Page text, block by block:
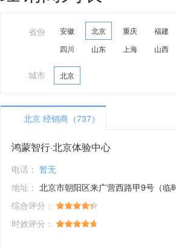
省份 安徽 北京 重庆 福建
四川
山东 上海 山西
城市 北京
北京 经销商（737）
鸿蒙智行·北京体验中心
电话： 暂无
地址： 北京市朝阳区来广营西路甲9号（临
综合评分：
时效评分：